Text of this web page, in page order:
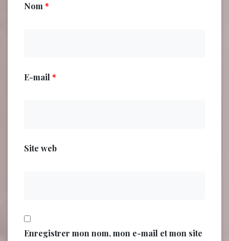
Nom*
E-mail*
Site web
Enregistrer mon nom, mon e-mail et mon site